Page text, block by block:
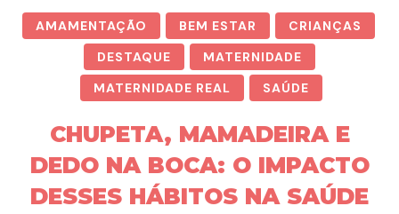
AMAMENTAÇÃO BEM ESTAR
CRIANÇAS
DESTAQUE
MATERNIDADE
MATERNIDADE REAL
SAÚDE
CHUPETA, MAMADEIRA E
DEDO NA BOCA: O IMPACTO
DESSES HÁBITOS NA SAÚDE